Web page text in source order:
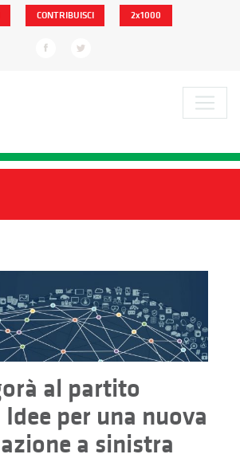
CONTRIBUISCI 2x1000
al partito
per una nuova
a sinistra